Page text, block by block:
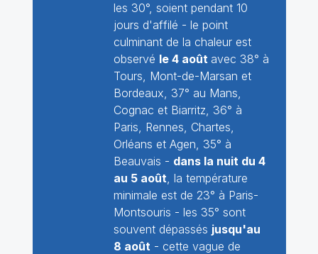
les 30°, soient pendant 10
jours d'affilé - le point
culminant de la chaleur est
observé le 4 août avec 38° à
Tours, Mont-de-Marsan et
Bordeaux, 37° au Mans,
Cognac et Biarritz, 36° à
Paris, Rennes, Chartes,
Orléans et Agen, 35° à
Beauvais - dans la nuit du 4
au 5 août, la température
minimale est de 23° à Paris-
Montsouris - les 35° sont
souvent dépassés jusqu'au
8 août- cette vague de